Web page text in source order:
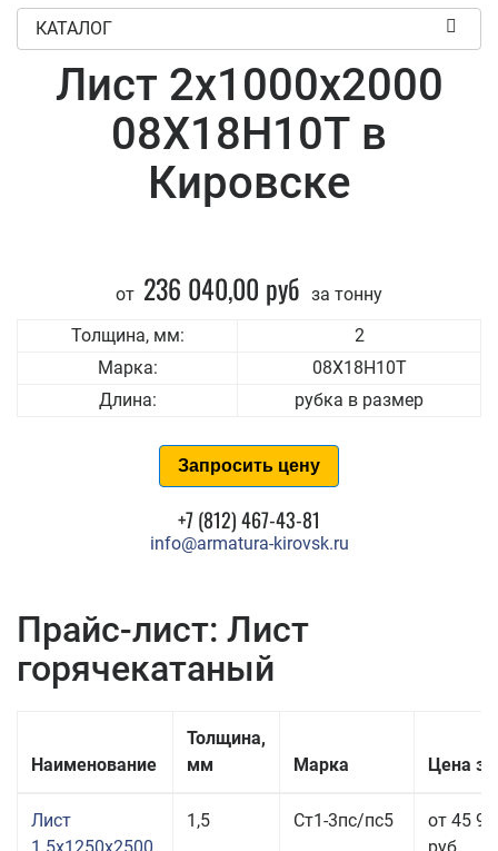
КАТАЛОГ
Лист 2x1000x2000
08Х18Н10Т в
Кировске
от 236 040,00 руб за тонну
Толщина, мм:
2
Марка:
08Х18Н10Т
Длина:
рубка в размер
Запросить цену
+7 (812) 467-43-81
info@armatura-kirovsk.ru
Прайс-лист: Лист
горячекатаный
Наименование
Толщина,
мм
Марка Цена за
Лист
1,5 Ст1-3пс/пс5
от 45